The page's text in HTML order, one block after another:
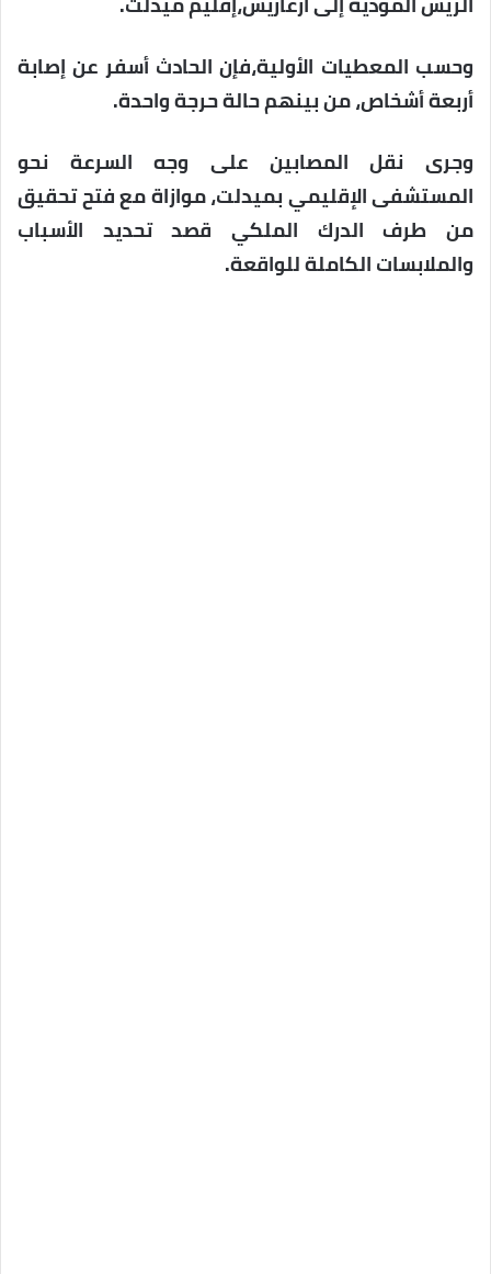
وحسب المعطيات الأولية،فإن الحادث أسفر عن إصابة
أربعة أشخاص، من بينهم حالة حرجة واحدة.
وجرى نقل المصابين على وجه السرعة نحو
المستشفى الإقليمي بميدلت، موازاة مع فتح تحقيق
من طرف الدرك الملكي قصد تحديد الأسباب
والملابسات الكاملة للواقعة.